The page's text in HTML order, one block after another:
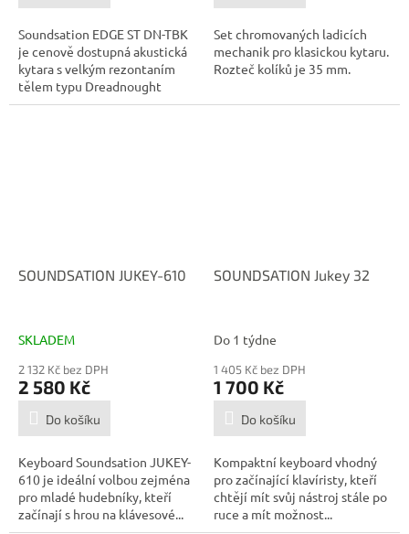
Soundsation EDGE ST DN-TBK
je cenově dostupná akustická
kytara s velkým rezontaním
tělem typu Dreadnought
vhodná...
Set chromovaných ladicích
mechanik pro klasickou kytaru.
Rozteč kolíků je 35 mm.
SOUNDSATION JUKEY-610
SKLADEM
2 132 Kč bez DPH
2 580 Kč
Do košíku
Keyboard Soundsation JUKEY-
610 je ideální volbou zejména
pro mladé hudebníky, kteří
začínají s hrou na klávesové...
SOUNDSATION Jukey 32
Do 1 týdne
1 405 Kč bez DPH
1 700 Kč
Do košíku
Kompaktní keyboard vhodný
pro začínající klavíristy, kteří
chtějí mít svůj nástroj stále po
ruce a mít možnost...